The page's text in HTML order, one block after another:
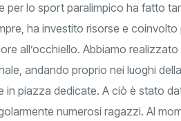
per lo sport paralimpico ha fatto
ha investito risorse e
all’occhiello. Abbiamo
andando proprio nei luoghi
in piazza dedicate. A ciò è stato
numerosi ragazzi. Al